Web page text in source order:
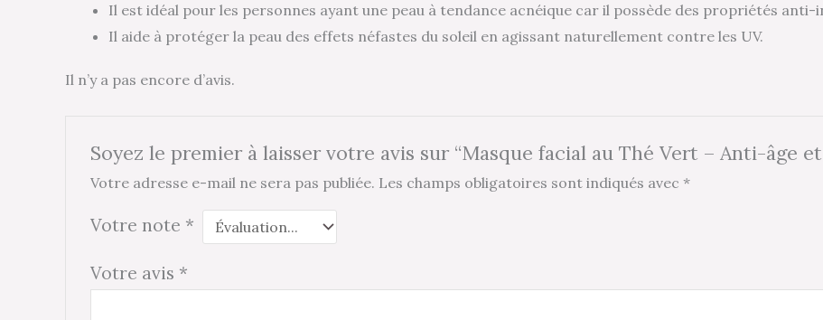
Il est idéal pour les personnes ayant une peau à tendance acnéique car il possède des propriétés
Il aide à protéger la peau des effets néfastes du soleil en agissant naturellement contre les UV.
Il n’y a pas encore d’avis.
Soyez le premier à laisser votre avis sur “Masque facial au Thé Vert – Anti-âge
Votre adresse e-mail ne sera pas publiée. Les champs obligatoires sont indiqués avec *
Votre note *
Votre avis *